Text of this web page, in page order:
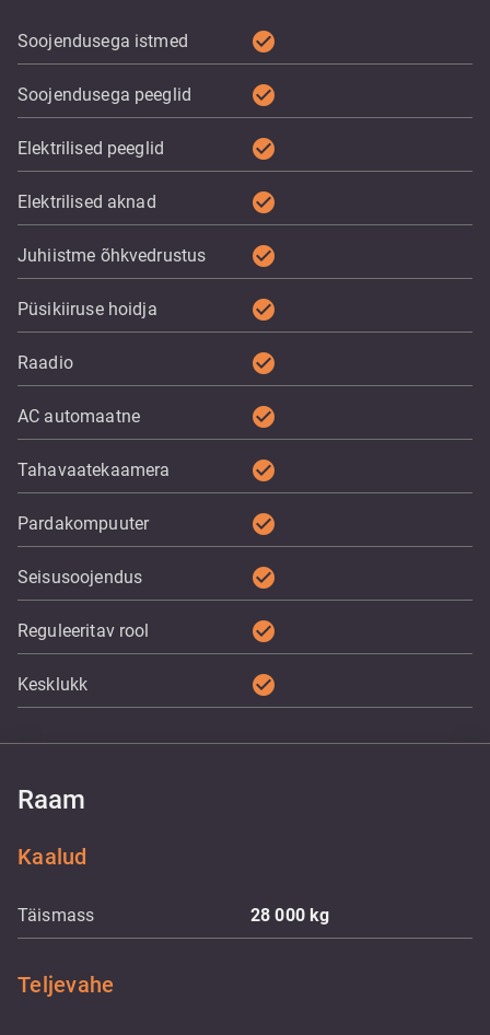
Soojendusega istmed check_circle
Soojendusega peeglid check_circle
Elektrilised peeglid check_circle
Elektrilised aknad check_circle
Juhiistme õhkvedrustus check_circle
Püsikiiruse hoidja check_circle
Raadio check_circle
AC automaatne check_circle
Tahavaatekaamera check_circle
Pardakompuuter check_circle
Seisusoojendus check_circle
Reguleeritav rool check_circle
Kesklukk check_circle
Raam
Kaalud
Täismass 28 000kg
Teljevahe